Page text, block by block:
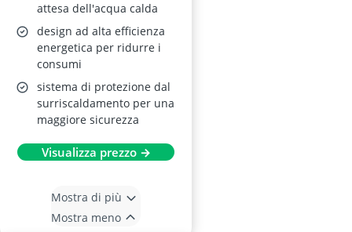
attesa dell'acqua calda
design ad alta efficienza
energetica per ridurre i
consumi
sistema di protezione dal
surriscaldamento per una
maggiore sicurezza
Visualizza prezzo →
Mostra di più
Mostra meno